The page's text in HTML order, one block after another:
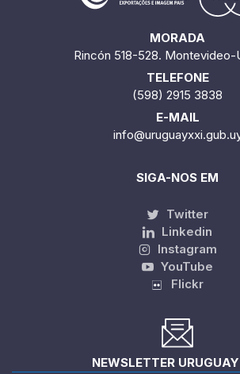
MORADA
Rincón 518-528. Montevideo-
TELEFONE
(598) 2915 3838
E-MAIL
SIGA-NOS EM
Twitter
Linkedin
Instagram
YouTube
Flickr
NEWSLETTER